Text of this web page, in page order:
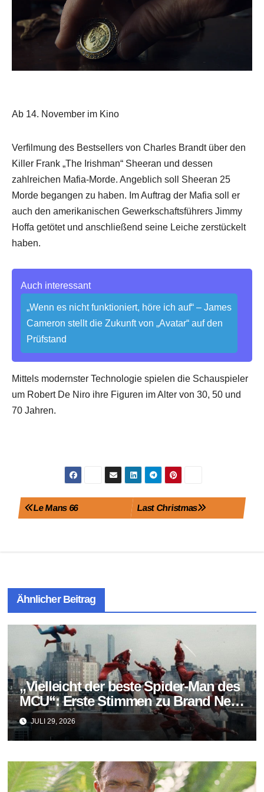
Ab 14. November im Kino
Verfilmung des Bestsellers von Charles Brandt über den
Killer Frank „The Irishman“ Sheeran und dessen
zahlreichen Mafia-Morde. Angeblich soll Sheeran 25
Morde begangen zu haben. Im Auftrag der Mafia soll er
auch den amerikanischen Gewerkschaftsführers Jimmy
Hoffa getötet und anschließend seine Leiche zerstückelt
haben.
Auch interessant
„Wenn es nicht funktioniert, höre ich auf“ – James
Cameron stellt die Zukunft von „Avatar“ auf den
Prüfstand
Mittels modernster Technologie spielen die Schauspieler
um Robert De Niro ihre Figuren im Alter von 30, 50 und
70 Jahren.
BeitragsnavigationLast Christmas
Le Mans 66
Ähnlicher Beitrag
„Vielleicht der beste Spider-Man des
MCU“: Erste Stimmen zu Brand New
Day fallen überraschend positiv aus
JULI 29, 2026